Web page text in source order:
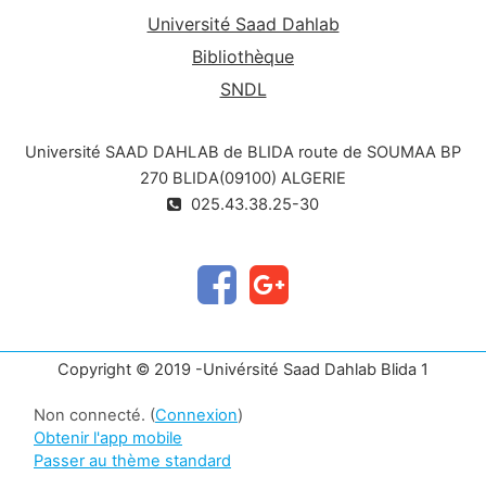
Université Saad Dahlab
Bibliothèque
SNDL
Université SAAD DAHLAB de BLIDA route de SOUMAA BP
270 BLIDA(09100) ALGERIE
025.43.38.25-30
Copyright © 2019 -Univérsité Saad Dahlab Blida 1
Non connecté. (Connexion)
Obtenir l'app mobile
Passer au thème standard